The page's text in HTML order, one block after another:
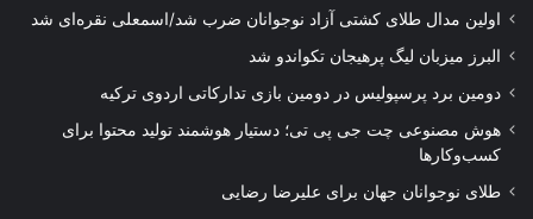
اولین مدال طلای کشتی آزاد نوجوانان ضرب شد/اسمعلی نقره‌ای شد
البرز میزبان لیگ پرهیجان تکواندو شد
دومین برد پرسپولیس در دومین بازی تدارکاتی اردوی ترکیه
هوش مصنوعی چت جی پی تی؛ دستیار هوشمند تولید محتوا برای
کسب‌وکارها
طلای نوجوانان جهان برای علیرضا رضایی